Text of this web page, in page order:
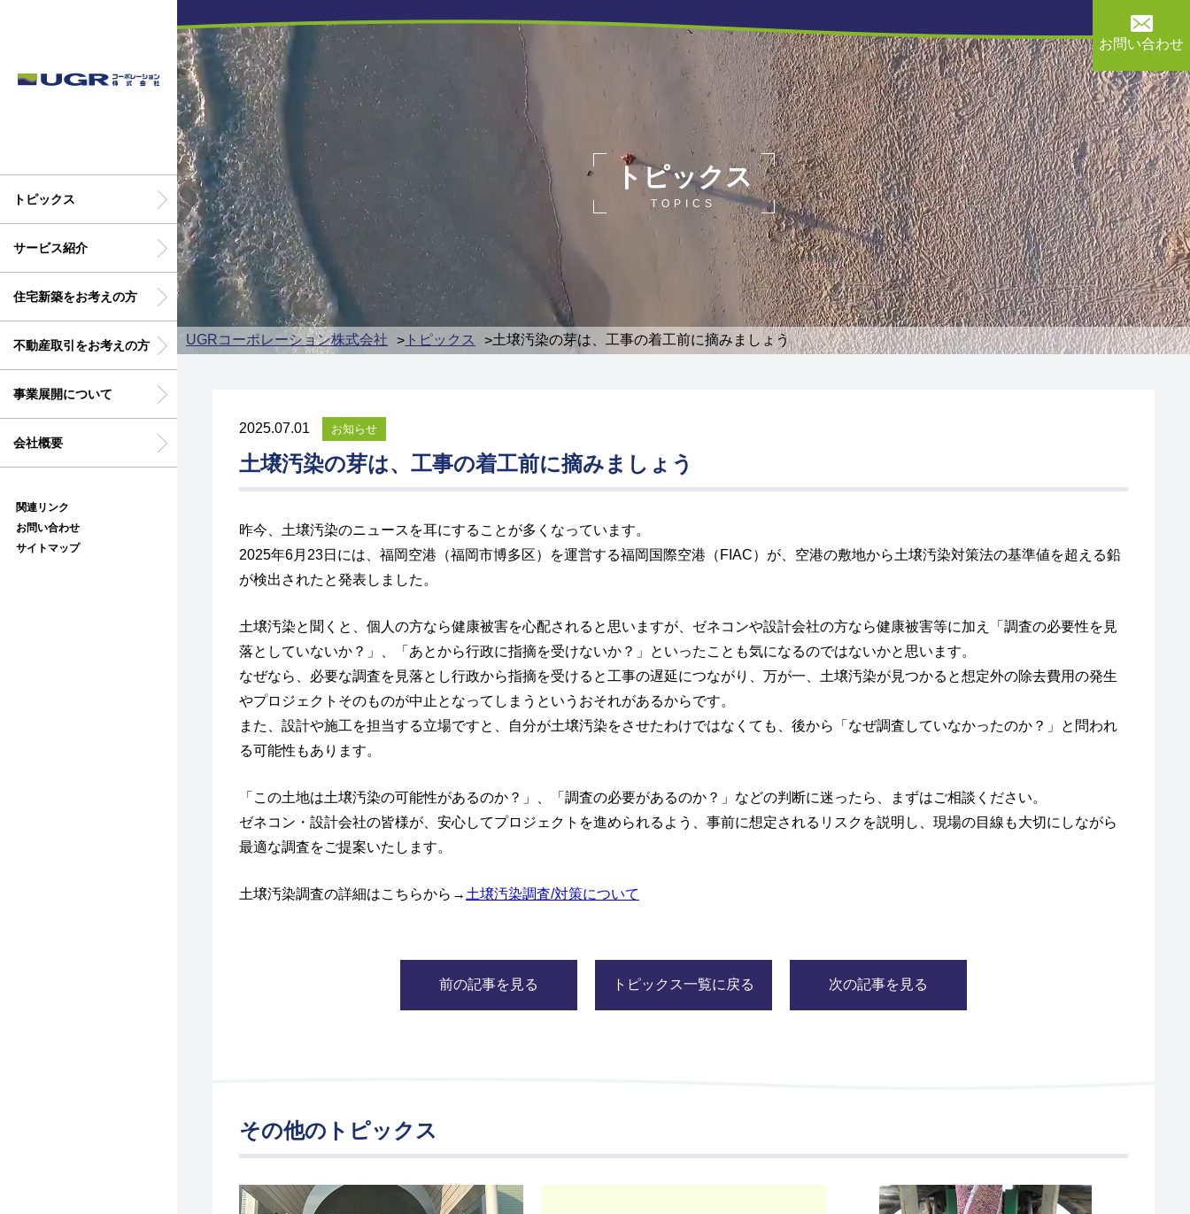
トピックス
サービス紹介
住宅新築をお考えの方
不動産取引をお考えの方
事業展開について
会社概要
関連リンク
お問い合わせ
サイトマップ
お問い合わせ
トピックス
TOPICS
UGRコーポレーション株式会社 > トピックス >土壌汚染の芽は、工事の着工前に摘みましょう
2025.07.01 お知らせ
土壌汚染の芽は、工事の着工前に摘みましょう
昨今、土壌汚染のニュースを耳にすることが多くなっています。
2025年6月23日には、福岡空港（福岡市博多区）を運営する福岡国際空港（FIAC）が、空港の敷地から土壌汚染対策法の基準値を超える鉛
が検出されたと発表しました。
土壌汚染と聞くと、個人の方なら健康被害を心配されると思いますが、ゼネコンや設計会社の方なら健康被害等に加え「調査の必要性を見
落としていないか？」、「あとから行政に指摘を受けないか？」といったことも気になるのではないかと思います。
なぜなら、必要な調査を見落とし行政から指摘を受けると工事の遅延につながり、万が一、土壌汚染が見つかると想定外の除去費用の発生
やプロジェクトそのものが中止となってしまうというおそれがあるからです。
また、設計や施工を担当する立場ですと、自分が土壌汚染をさせたわけではなくても、後から「なぜ調査していなかったのか？」と問われ
る可能性もあります。
「この土地は土壌汚染の可能性があるのか？」、「調査の必要があるのか？」などの判断に迷ったら、まずはご相談ください。
ゼネコン・設計会社の皆様が、安心してプロジェクトを進められるよう、事前に想定されるリスクを説明し、現場の目線も大切にしながら
最適な調査をご提案いたします。
土壌汚染調査の詳細はこちらから→ 土壌汚染調査/対策について
前の記事を見る トピックス一覧に戻る 次の記事を見る
その他のトピックス